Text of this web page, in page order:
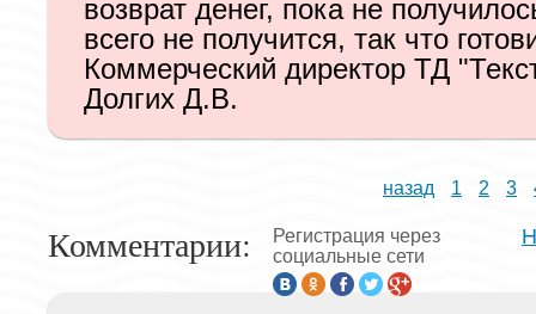
возврат денег, пока не
всего не получится, так что
Коммерческий директор ТД
Долгих Д.В.
назад 1 2 3
Комментарии:
Регистрация через
социальные сети